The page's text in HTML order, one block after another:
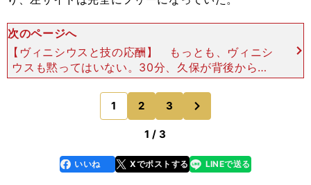
次のページへ
【ヴィニシウスと技の応酬】 もっとも、ヴィニシ
ウスも黙ってはいない。30分、久保が背後から追
いかける形になった一瞬、右足アウトサイドで完璧
なスルーパス。これをエンドリッキが左足のループ
でGKの頭上を
1 2 3
1 / 3
faceboo
k
いいね Xでポストする
line LINEで送る